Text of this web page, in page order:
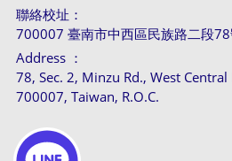
聯絡校址：
700007 臺南市中西區民族路二段
Address ：
78, Sec. 2, Minzu Rd., West
700007, Taiwan, R.O.C.